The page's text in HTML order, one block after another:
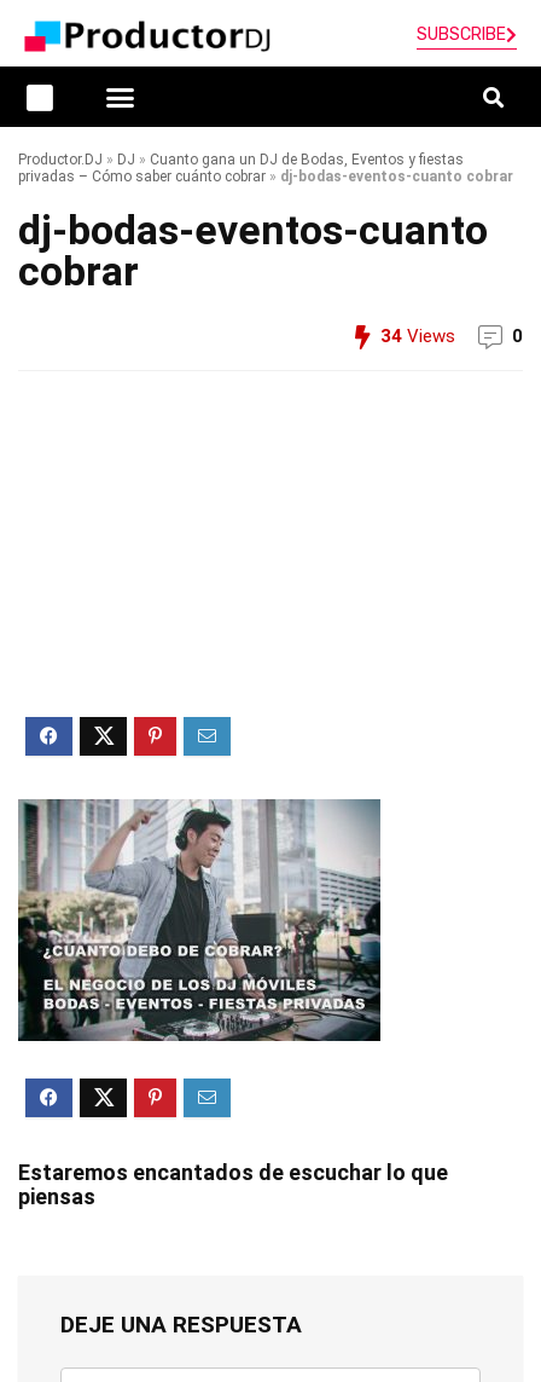
SUBSCRIBE
Productor.DJ » DJ » Cuanto gana un DJ de Bodas, Eventos y fiestas
privadas – Cómo saber cuánto cobrar » dj-bodas-eventos-cuanto cobrar
dj-bodas-eventos-cuanto
cobrar
34 Views 0
Estaremos encantados de escuchar lo que
piensas
DEJE UNA RESPUESTA